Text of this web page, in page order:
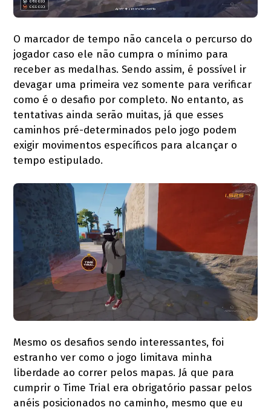
O marcador de tempo não cancela o percurso do
jogador caso ele não cumpra o mínimo para
receber as medalhas. Sendo assim, é possível ir
devagar uma primeira vez somente para verificar
como é o desafio por completo. No entanto, as
tentativas ainda serão muitas, já que esses
caminhos pré-determinados pelo jogo podem
exigir movimentos específicos para alcançar o
tempo estipulado.
Mesmo os desafios sendo interessantes, foi
estranho ver como o jogo limitava minha
liberdade ao correr pelos mapas. Já que para
cumprir o Time Trial era obrigatório passar pelos
anéis posicionados no caminho, mesmo que eu